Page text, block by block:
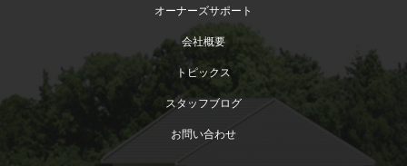
オーナーズサポート
会社概要
トピックス
スタッフブログ
お問い合わせ